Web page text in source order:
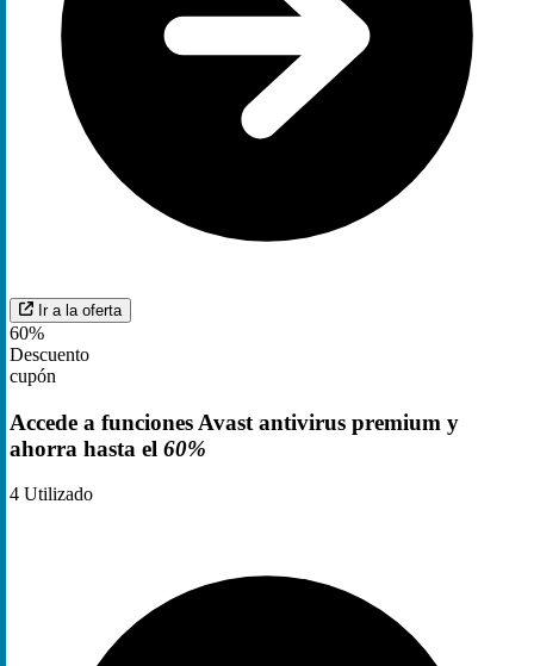
Ir a la oferta
60%
Descuento
cupón
Accede a funciones Avast antivirus premium y
ahorra hasta el 60%
4 Utilizado